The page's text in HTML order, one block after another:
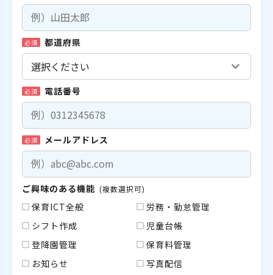
必須 都道府県
必須 電話番号
必須 メールアドレス
ご興味のある機能 (複数選択可)
保育ICT全般
労務・勤怠管理
シフト作成
児童台帳
登降園管理
保育料管理
お知らせ
写真配信